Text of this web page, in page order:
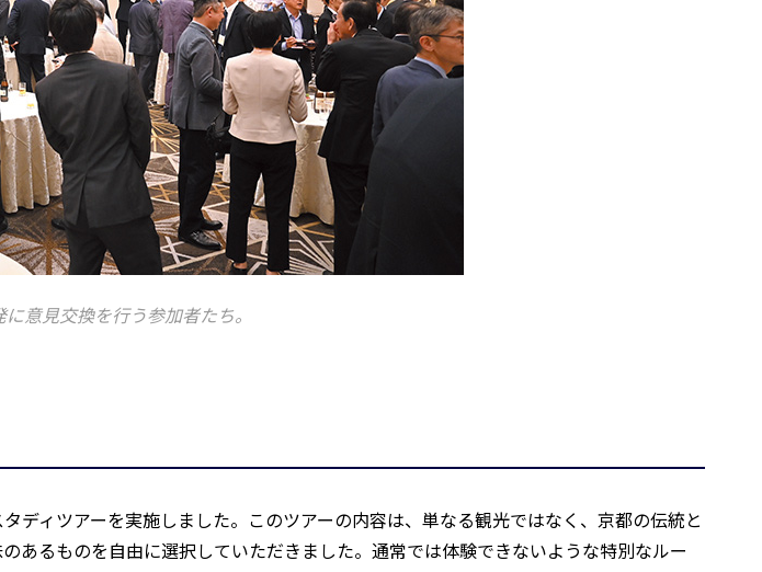
意見交換を行う参加者たち。
ィツアーを実施しました。このツアーの内容は、単なる観光ではなく、京都の伝統と
るものを自由に選択していただきました。通常では体験できないような特別なルー